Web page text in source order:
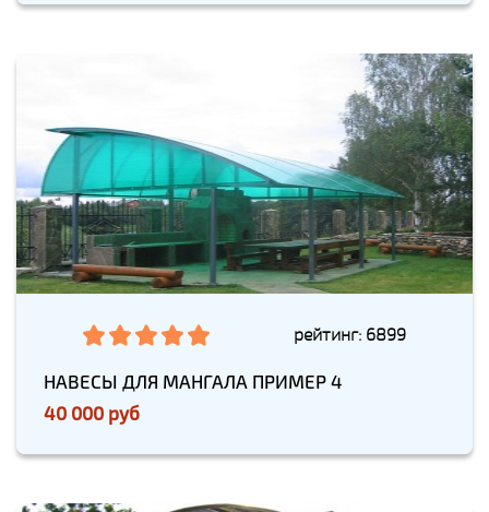
рейтинг: 6899
НАВЕСЫ ДЛЯ МАНГАЛА ПРИМЕР 4
40 000 руб